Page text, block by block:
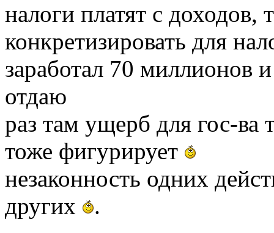
налоги платят с доходов,
конкретизировать для
заработал 70 миллионов
отдаю
раз там ущерб для гос-ва
тоже фигурирует
незаконность одних
других
.